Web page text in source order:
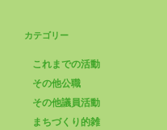
カテゴリー
これまでの活動
その他公職
その他議員活動
まちづくり的雑